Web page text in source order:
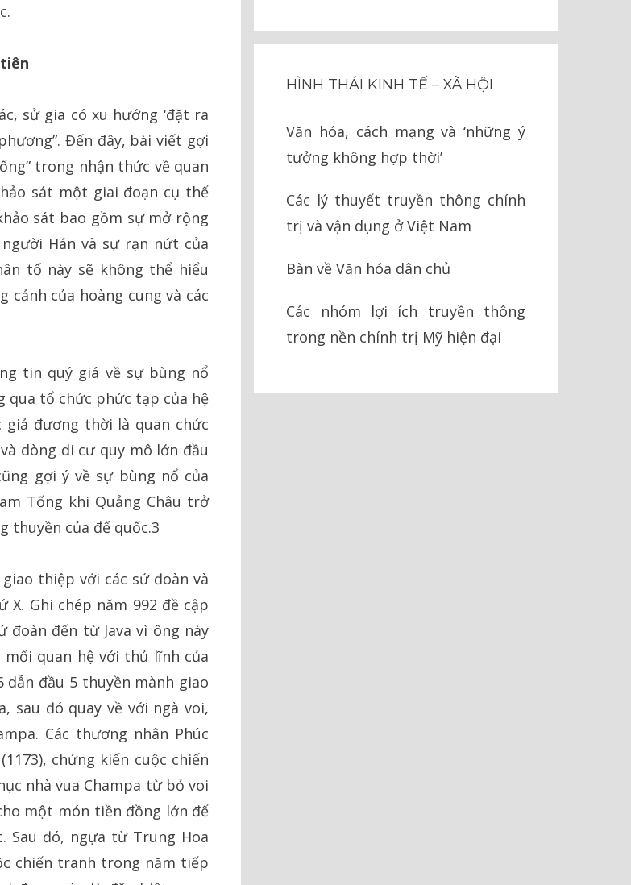
sử gia có xu hướng ‘đặt ra
Đến đây, bài viết gợi
trong nhận thức về quan
sát một giai đoạn cụ thể
sát bao gồm sự mở rộng
Hán và sự rạn nứt của
tố này sẽ không thể hiểu
của hoàng cung và các
tin quý giá về sự bùng nổ
qua tổ chức phức tạp của hệ
đương thời là quan chức
dòng di cư quy mô lớn đầu
gợi ý về sự bùng nổ của
Tống khi Quảng Châu trở
thuyền của đế quốc.3
thiệp với các sứ đoàn và
Ghi chép năm 992 đề cập
đoàn đến từ Java vì ông này
quan hệ với thủ lĩnh của
đầu 5 thuyền mành giao
sau đó quay về với ngà voi,
Các thương nhân Phúc
chứng kiến cuộc chiến
nhà vua Champa từ bỏ voi
một món tiền đồng lớn để
Sau đó, ngựa từ Trung Hoa
chiến tranh trong năm tiếp
HÌNH THÁI KINH TẾ – XÃ HỘI
Văn hóa, cách mạng và ‘những ý
tưởng không hợp thời’
Các lý thuyết truyền thông chính
trị và vận dụng ở Việt Nam
Bàn về Văn hóa dân chủ
Các nhóm lợi ích truyền thông
trong nền chính trị Mỹ hiện đại